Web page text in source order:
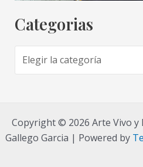
Categorias
a
g
Copyright © 2026 Arte Vivo y
Gallego Garcia | Powered by